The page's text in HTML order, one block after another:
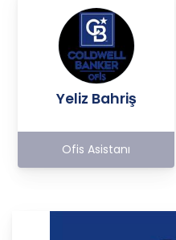
Yeliz Bahriş
Ofis Asistanı